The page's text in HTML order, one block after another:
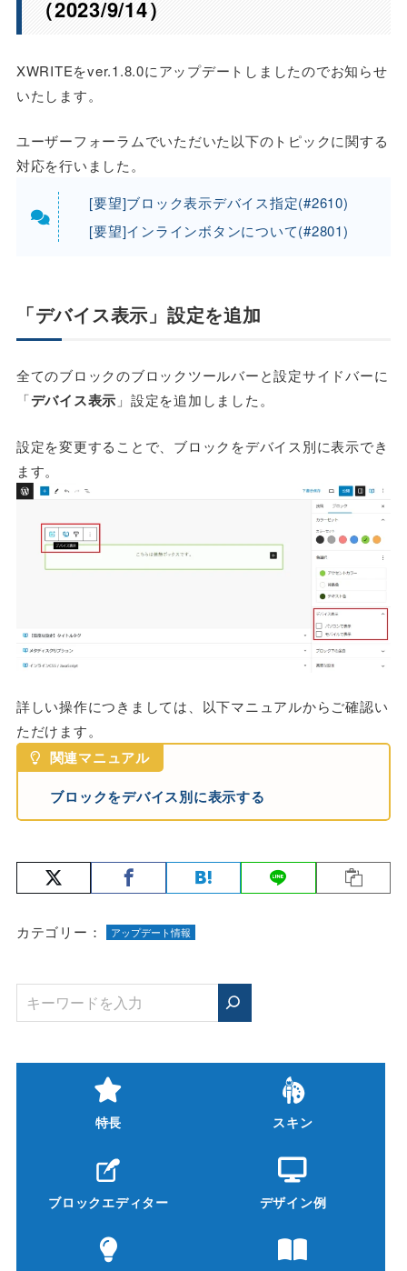
（2023/9/14）
XWRITEをver.1.8.0にアップデートしましたのでお知らせ
いたします。
ユーザーフォーラムでいただいた以下のトピックに関する
対応を行いました。
[要望]ブロック表示デバイス指定(#2610)
[要望]インラインボタンについて(#2801)
「デバイス表示」設定を追加
全てのブロックのブロックツールバーと設定サイドバーに
「デバイス表示 」設定を追加しました。
設定を変更することで、ブロックをデバイス別に表示でき
ます。
詳しい操作につきましては、以下マニュアルからご確認い
ただけます。
関連マニュアル
ブロックをデバイス別に表示する
カテゴリー： アップデート情報
特長 スキン
ブロックエディター デザイン例